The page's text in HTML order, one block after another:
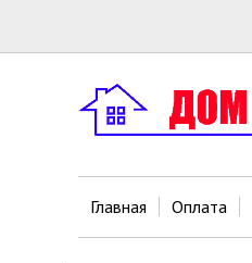
Главная Оплата